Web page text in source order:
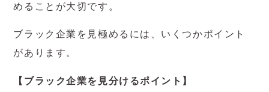
めることが大切です。
ブラック企業を見極めるには、いくつかポイント
があります。
【ブラック企業を見分けるポイント】